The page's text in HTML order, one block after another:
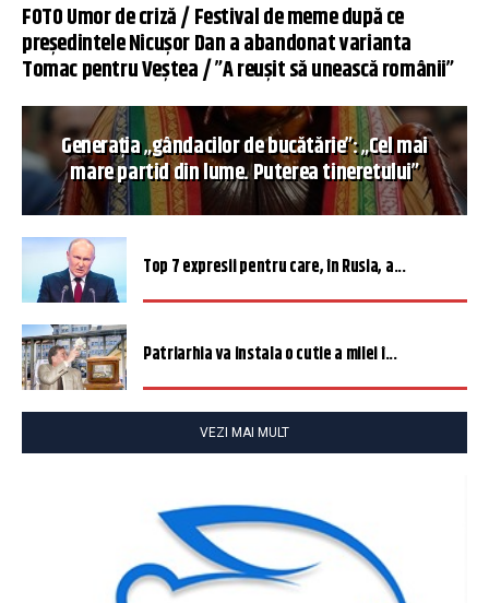
FOTO Umor de criză / Festival de meme după ce
președintele Nicușor Dan a abandonat varianta
Tomac pentru Veștea / ”A reușit să unească românii”
Generația „gândacilor de bucătărie”: „Cel mai
mare partid din lume. Puterea tineretului”
Top 7 expresii pentru care, în Rusia, a...
Patriarhia va instala o cutie a milei î...
VEZI MAI MULT